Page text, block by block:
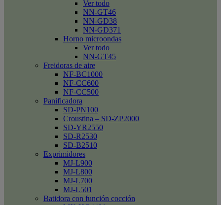
Ver todo
NN-GT46
NN-GD38
NN-GD371
Horno microondas
Ver todo
NN-GT45
Freidoras de aire
NF-BC1000
NF-CC600
NF-CC500
Panificadora
SD-PN100
Croustina – SD-ZP2000
SD-YR2550
SD-R2530
SD-B2510
Exprimidores
MJ-L900
MJ-L800
MJ-L700
MJ-L501
Batidora con función cocción